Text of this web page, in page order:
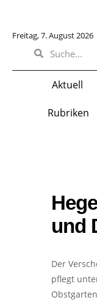
Freitag, 7. August 2026
Aktuell
Rubriken
und
Der
pflegt